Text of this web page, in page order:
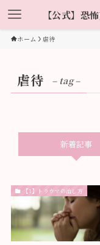
【公式】恐
ホーム 虐待
虐待 – tag –
新着記事
【1】トラウマの治し方